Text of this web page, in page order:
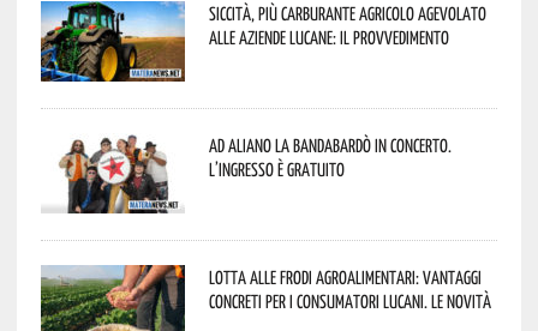
Siccità, più carburante agricolo agevolato
alle aziende lucane: il provvedimento
Ad Aliano la Bandabardò in concerto.
L’ingresso è gratuito
Lotta alle frodi agroalimentari: vantaggi
concreti per i consumatori lucani. Le novità